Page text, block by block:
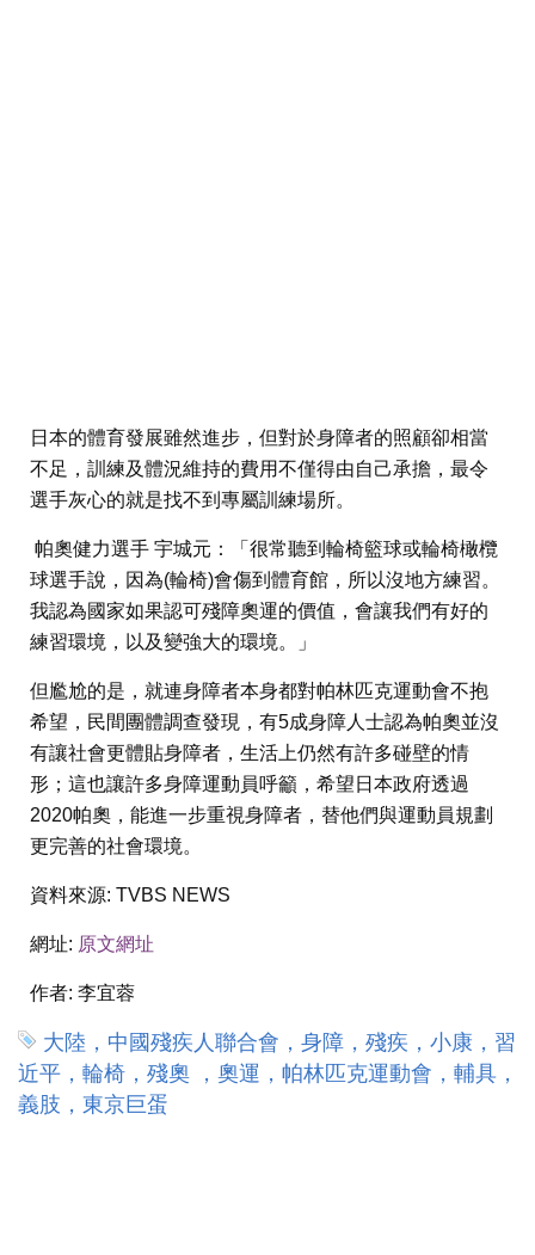
日本的體育發展雖然進步，但對於身障者的照顧卻相當
不足，訓練及體況維持的費用不僅得由自己承擔，最令
選手灰心的就是找不到專屬訓練場所。
帕奧健力選手 宇城元：「很常聽到輪椅籃球或輪椅橄欖
球選手說，因為(輪椅)會傷到體育館，所以沒地方練習。
我認為國家如果認可殘障奧運的價值，會讓我們有好的
練習環境，以及變強大的環境。」
但尷尬的是，就連身障者本身都對帕林匹克運動會不抱
希望，民間團體調查發現，有5成身障人士認為帕奧並沒
有讓社會更體貼身障者，生活上仍然有許多碰壁的情
形；這也讓許多身障運動員呼籲，希望日本政府透過
2020帕奧，能進一步重視身障者，替他們與運動員規劃
更完善的社會環境。
資料來源: TVBS NEWS
網址: 原文網址
作者: 李宜蓉
大陸，中國殘疾人聯合會，身障，殘疾，小康，習
近平，輪椅，殘奧 ，奧運，帕林匹克運動會，輔具，
義肢，東京巨蛋